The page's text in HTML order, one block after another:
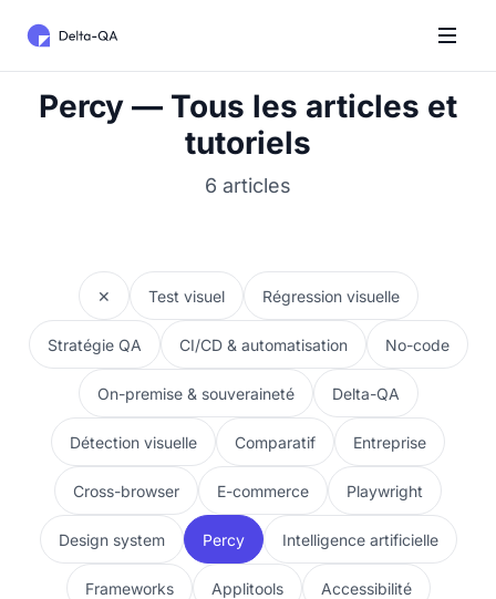
Percy — Tous les articles et
tutoriels
6 articles
✕ Test visuel Régression visuelle
Stratégie QA CI/CD & automatisation No-code
On-premise & souveraineté Delta-QA
Détection visuelle Comparatif Entreprise
Cross-browser E-commerce Playwright
Design system Percy Intelligence artificielle
Frameworks Applitools Accessibilité